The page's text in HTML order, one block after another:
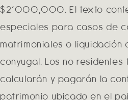
$2’000,000. El texto
especiales para casos de
matrimoniales o liquidación
conyugal. Los no residentes
calcularán y pagarán la
patrimonio ubicado en el